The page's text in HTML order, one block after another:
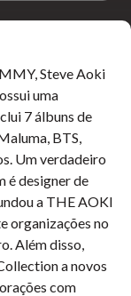
Steve Aoki
uma
7 álbuns de
BTS,
Um verdadeiro
é designer de
a THE AOKI
organizações no
Além disso,
a novos
com